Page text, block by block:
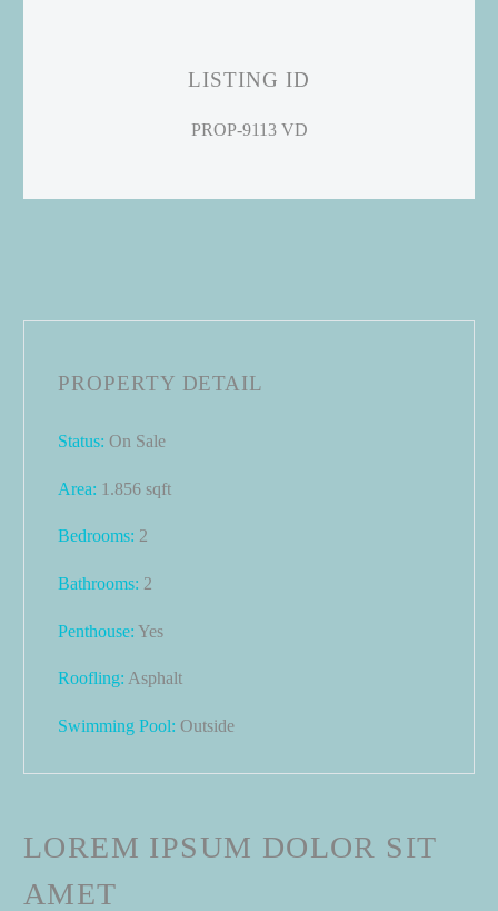
LISTING ID
PROP-9113 VD
PROPERTY DETAIL
Status: On Sale
Area: 1.856 sqft
Bedrooms: 2
Bathrooms: 2
Penthouse: Yes
Roofling: Asphalt
Swimming Pool: Outside
LOREM IPSUM DOLOR SIT
AMET